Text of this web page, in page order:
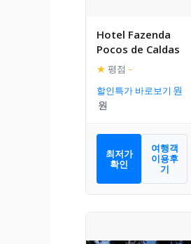
Hotel Fazenda
Pocos de Caldas
★ 평점 –
할인특가 바로보기
최저가
확인
여행객
이용후
기